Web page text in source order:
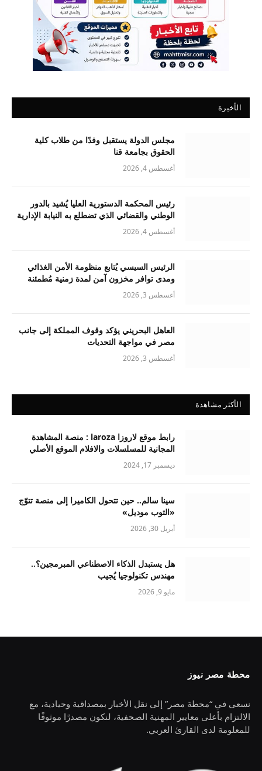
الأخيرة
مجلس الدولة يستقبل وفدًا من طلاب كلية
الحقوق بجامعة قنا
أغسطس 4, 2026
رئيس المحكمة الدستورية العليا يُشيد بالدور
الوطني والقضائي الذي تضطلع به النيابة الإدارية
أغسطس 4, 2026
الرئيس السيسي يُتابع منظومة الأمن الغذائي
ومدى توافر مخزون آمن لمدة زمنية مُطمئنة
أغسطس 3, 2026
العاهل البحريني يؤكد وقوف المملكة إلى جانب
مصر في مواجهة التحديات
أغسطس 3, 2026
الأكثر مشاهدة
رابط موقع لاروزا laroza : منصة المشاهدة
المجانية للمسلسلات والافلام الموقع الأصلي
ديسمبر 17, 2024
سينا سالم.. حين تتحول الكاميرا إلى منصة تتوّج
«التوب موديل»
أبريل 30, 2026
هل يستبدل الذكاء الاصطناعي المبرمجين؟..
مهندس تكنولوجيا يُجيب
مايو 9, 2026
محطة مصر نيوز
نسعى في “محطة مصر” إلى نقل الأخبار بمصداقية وحيادية، مع
الالتزام بأعلى معايير المهنية الصحفية، لنكون مصدرًا موثوقًا
للمعلومة لدى القارئ العربي.